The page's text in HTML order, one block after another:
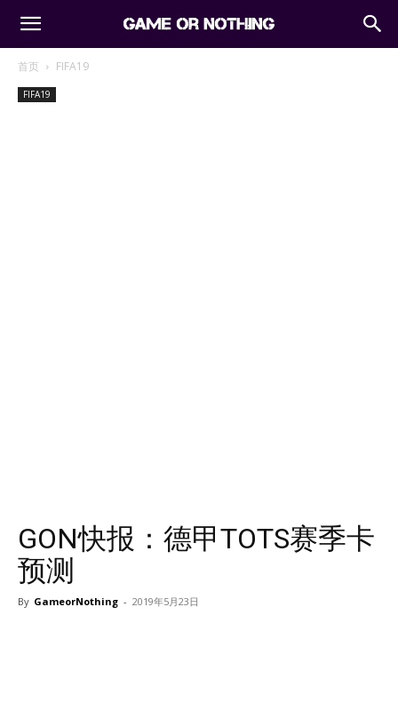
首页 FIFA19
FIFA19
GON快报：德甲TOTS赛季卡
预测
By GameorNothing - 2019年5月23日